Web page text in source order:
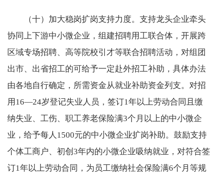
（十）加大稳岗扩岗支持力度。支持龙头企业牵头
协同上下游中小微企业，组建招聘用工联合体，开展跨
区域专场招聘、高等院校引才等联合招聘活动，对组团
出市、出省招工的可给予一定赴外招工补助，具体办法
由各地自行确定，所需资金从就业补助资金列支。对招
用16—24岁登记失业人员，签订1年以上劳动合同且缴
纳失业、工伤、职工养老保险满3个月以上的中小微企
业，给予每人1500元的中小微企业扩岗补助。鼓励支持
个体工商户、初创3年内的小微企业吸纳就业，对符合签
订1年以上劳动合同，为员工缴纳社会保险满6个月等规